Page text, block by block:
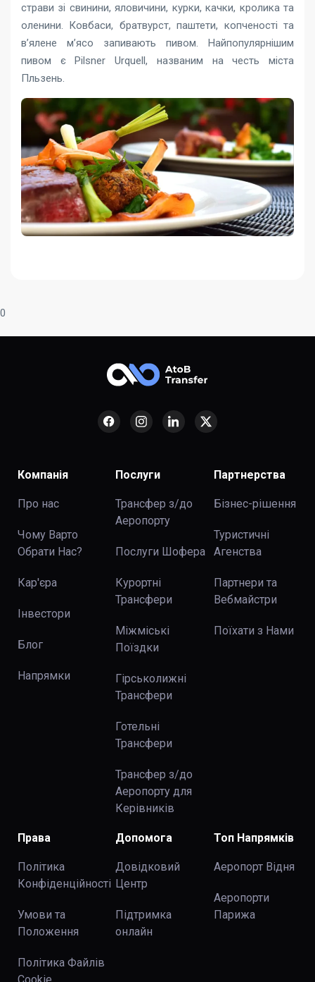
страви зі свинини, яловичини, курки, качки, кролика та
оленини. Ковбаси, братвурст, паштети, копченості та
в’ялене м’ясо запивають пивом. Найпопулярнішим
пивом є Pilsner Urquell, названим на честь міста
Пльзень.
0
Компанія
Про нас
Чому Варто
Обрати Нас?
Кар'єра
Інвестори
Блог
Напрямки
Послуги
Трансфер з/до
Аеропорту
Послуги Шофера
Курортні
Трансфери
Міжміські
Поїздки
Гірськолижні
Трансфери
Готельні
Трансфери
Трансфер з/до
Аеропорту для
Керівників
Партнерства
Бізнес-рішення
Туристичні
Агенства
Партнери та
Вебмайстри
Поїхати з Нами
Права
Політика
Конфіденційності
Умови та
Положення
Політика Файлів
Допомога
Довідковий
Центр
Підтримка
онлайн
Топ Напрямків
Аеропорт Відня
Аеропорти
Парижа